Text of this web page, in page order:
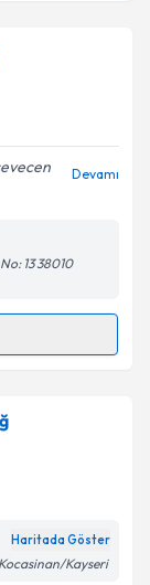
talebi
için bir
belirtilen
Devamı
13 38010
takvimi
almanız
Haritada Göster
Kocasinan/Kayseri